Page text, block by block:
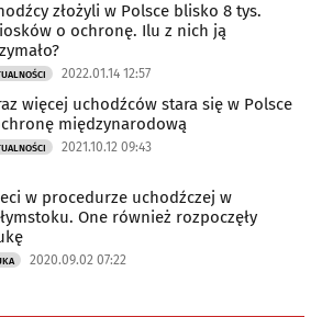
złożyli w Polsce blisko 8 tys.
o ochronę. Ilu z nich ją
2022.01.14 12:57
więcej uchodźców stara się w Polsce
międzynarodową
2021.10.12 09:43
w procedurze uchodźczej w
One również rozpoczęły
2020.09.02 07:22